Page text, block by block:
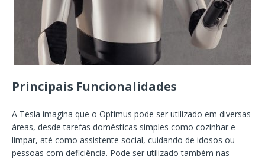
Principais Funcionalidades
A Tesla imagina que o Optimus pode ser utilizado em diversas
áreas, desde tarefas domésticas simples como cozinhar e
limpar, até como assistente social, cuidando de idosos ou
pessoas com deficiência. Pode ser utilizado também nas